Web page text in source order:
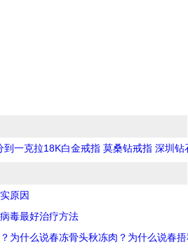
一克拉18K白金戒指 莫桑钻戒指 深圳钻
原因
毒最好治疗方法
为什么说春冻骨头秋冻肉？为什么说春